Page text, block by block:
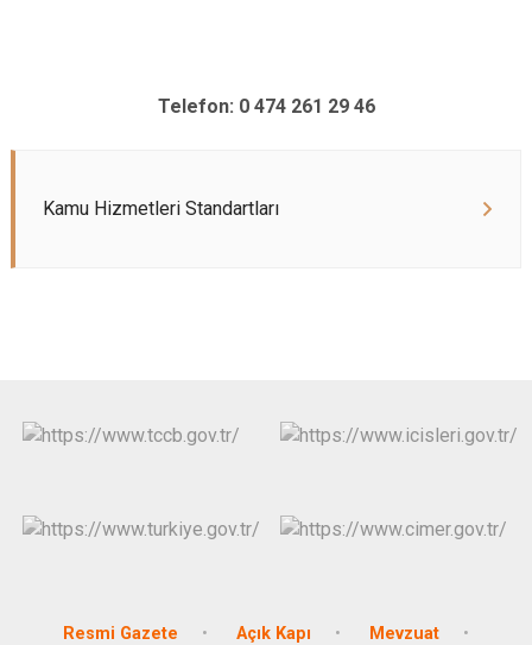
Telefon: 0 474 261 29 46
Kamu Hizmetleri Standartları
Resmi Gazete Açık Kapı Mevzuat